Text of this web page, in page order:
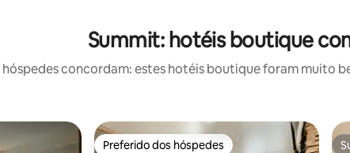
Summit: hotéis boutique
hóspedes concordam: estes hotéis boutique foram muito
Preferido dos hóspedes